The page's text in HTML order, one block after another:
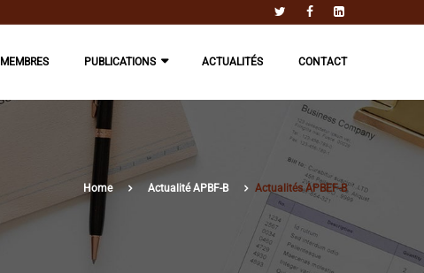
MEMBRES PUBLICATIONS ACTUALITÉS CONTACT
Home Actualité APBF-B Actualités APBEF-B